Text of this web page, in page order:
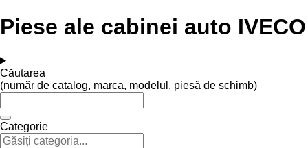
Piese ale cabinei auto IVECO
Căutarea
(număr de catalog, marca, modelul, piesă de schimb)
Categorie